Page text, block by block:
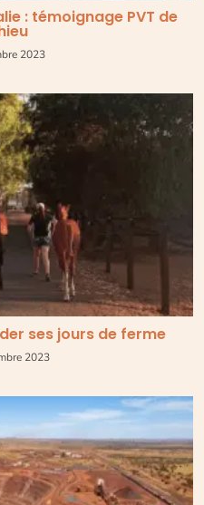
: témoignage PVT de
2023
ses jours de ferme
2023